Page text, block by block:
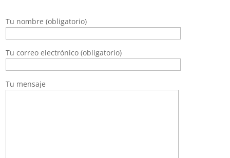
Tu nombre (obligatorio)
Tu correo electrónico (obligatorio)
Tu mensaje